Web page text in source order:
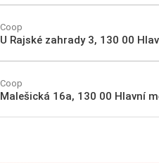
Coop
U Rajské zahrady 3, 130 00
Coop
Malešická 16a, 130 00 Hlavní